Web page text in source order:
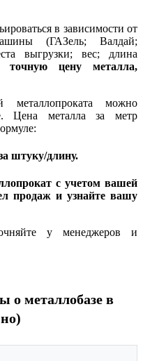
в зависимости от
(ГАЗель; Валдай;
выгрузки; вес; длина
точную цену металла,
металлопроката можно
Цена металла за метр
штуку/длину.
с учетом вашей
продаж и узнайте вашу
у менеджеров и
о металлобазе в